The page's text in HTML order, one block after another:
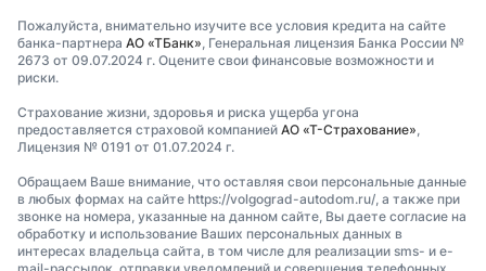
Пожалуйста, внимательно изучите все условия кредита на сайте
банка-партнера АО «ТБанк» , Генеральная лицензия Банка России №
2673 от 09.07.2024 г. Оцените свои финансовые возможности и
риски.
Страхование жизни, здоровья и риска ущерба угона
предоставляется страховой компанией АО «Т-Страхование»
Лицензия № 0191 от 01.07.2024 г.
Обращаем Ваше внимание, что оставляя свои персональные данные
в любых формах на сайте https://volgograd-autodom.ru/, а также при
звонке на номера, указанные на данном сайте, Вы даете согласие на
обработку и использование Ваших персональных данных в
интересах владельца сайта, в том числе для реализации sms- и e-